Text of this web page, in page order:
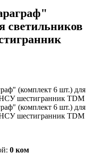
светильников
0 ком